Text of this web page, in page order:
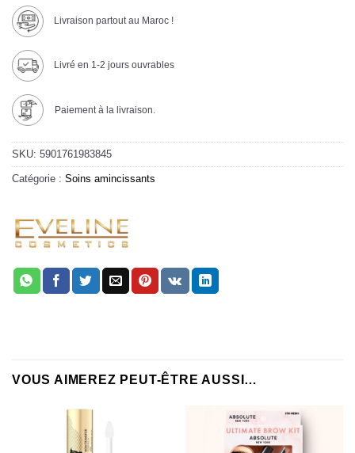
Livraison partout au Maroc !
Livré en 1-2 jours ouvrables
Paiement à la livraison.
SKU: 5901761983845
Catégorie : Soins amincissants
VOUS AIMEREZ PEUT-ÊTRE AUSSI…